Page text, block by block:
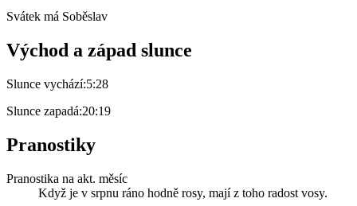
Svátek má Soběslav
Východ a západ slunce
Slunce vychází:5:28
Slunce zapadá:20:19
Pranostiky
Pranostika na akt. měsíc
Když je v srpnu ráno hodně rosy, mají z toho radost vosy.